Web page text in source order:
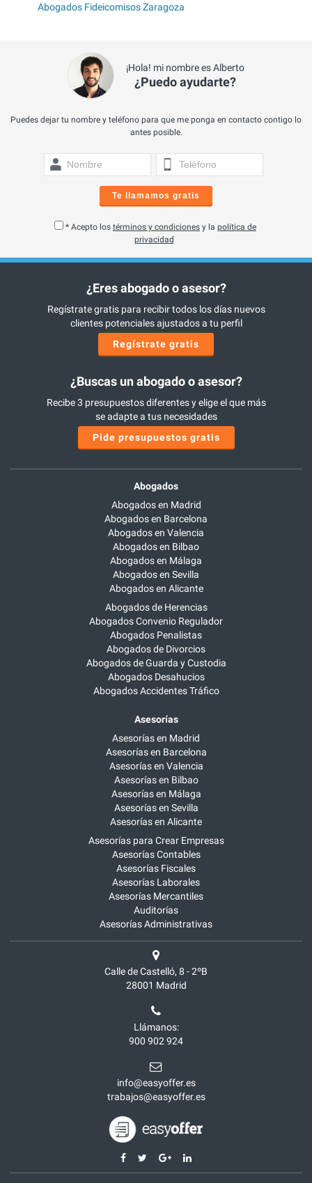
Abogados Fideicomisos Zaragoza
¡Hola! mi nombre es Alberto
¿Puedo ayudarte?
Puedes dejar tu nombre y teléfono para que me ponga en contacto contigo lo
antes posible.
Te llamamos gratis
* Acepto los términos y condiciones y la política de
privacidad
¿Eres abogado o asesor?
Regístrate gratis para recibir todos los días nuevos
clientes potenciales ajustados a tu perfil
Regístrate gratis
¿Buscas un abogado o asesor?
Recibe 3 presupuestos diferentes y elige el que más
se adapte a tus necesidades
Pide presupuestos gratis
Abogados
Abogados en Madrid
Abogados en Barcelona
Abogados en Valencia
Abogados en Bilbao
Abogados en Málaga
Abogados en Sevilla
Abogados en Alicante
Abogados de Herencias
Abogados Convenio Regulador
Abogados Penalistas
Abogados de Divorcios
Abogados de Guarda y Custodia
Abogados Desahucios
Abogados Accidentes Tráfico
Asesorías
Asesorías en Madrid
Asesorías en Barcelona
Asesorías en Valencia
Asesorías en Bilbao
Asesorías en Málaga
Asesorías en Sevilla
Asesorías en Alicante
Asesorías para Crear Empresas
Asesorías Contables
Asesorías Fiscales
Asesorías Laborales
Asesorías Mercantiles
Auditorías
Asesorías Administrativas
Calle de Castelló, 8 - 2ºB
28001 Madrid
Llámanos:
900 902 924
info@easyoffer.es
trabajos@easyoffer.es